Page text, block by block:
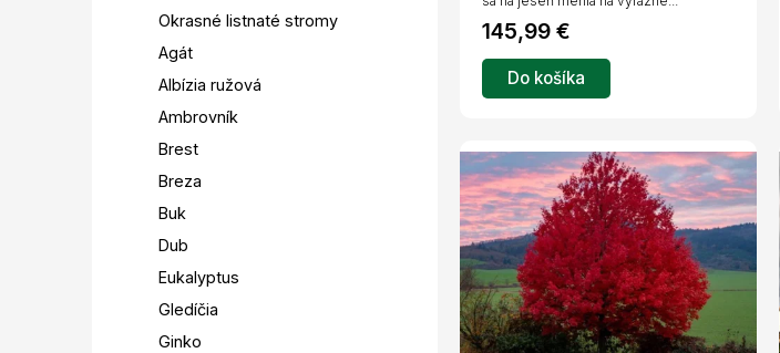
Okrasné listnaté stromy
Agát
Albízia ružová
Ambrovník
Brest
Breza
Buk
Dub
Eukalyptus
Gledíčia
Ginko
145,99 €
Do košíka